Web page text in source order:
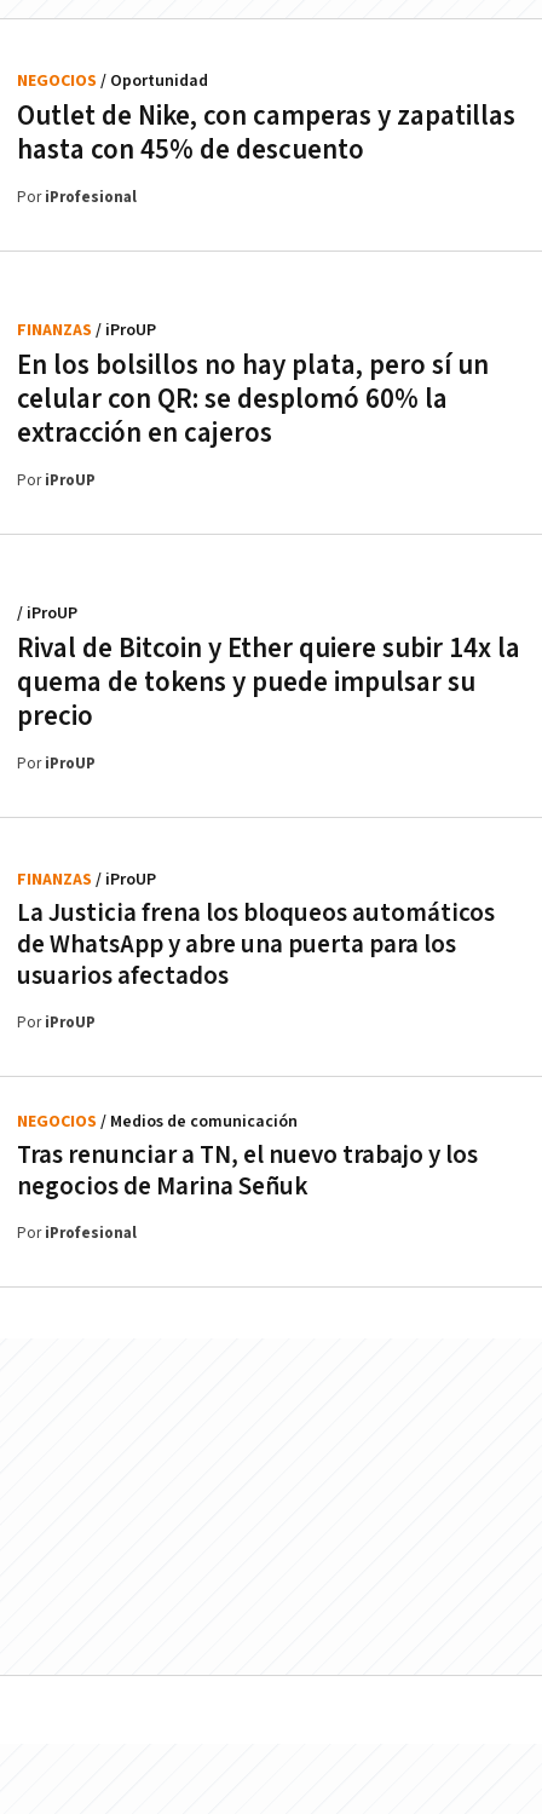
Outlet de Nike, con camperas y zapatillas
hasta con 45% de descuento
NEGOCIOS / Oportunidad
PoriProfesional
En los bolsillos no hay plata, pero sí un
celular con QR: se desplomó 60% la
extracción en cajeros
FINANZAS / iProUP
PoriProUP
Rival de Bitcoin y Ether quiere subir 14x la
quema de tokens y puede impulsar su
precio
/ iProUP
PoriProUP
La Justicia frena los bloqueos automáticos
de WhatsApp y abre una puerta para los
usuarios afectados
FINANZAS / iProUP
PoriProUP
Tras renunciar a TN, el nuevo trabajo y los
negocios de Marina Señuk
NEGOCIOS / Medios de comunicación
PoriProfesional